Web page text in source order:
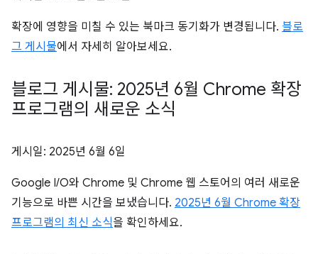
확장에 영향을 미칠 수 있는 북마크 동기화가 변경됩니다. 블로
그 게시물에서 자세히 알아보세요.
블로그 게시물: 2025년 6월 Chrome 확장
프로그램의 새로운 소식
게시일: 2025년 6월 6일
Google I/O와 Chrome 및 Chrome 웹 스토어의 여러 새로운
기능으로 바쁜 시간을 보냈습니다. 2025년 6월 Chrome 확장
프로그램의 최신 소식을 확인하세요.